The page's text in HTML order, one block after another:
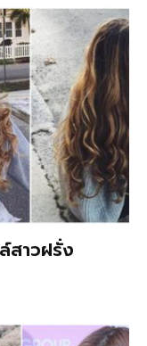
สาวฝรั่ง